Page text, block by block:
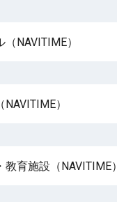
NAVITIME）
）
育施設（NAVITIME）